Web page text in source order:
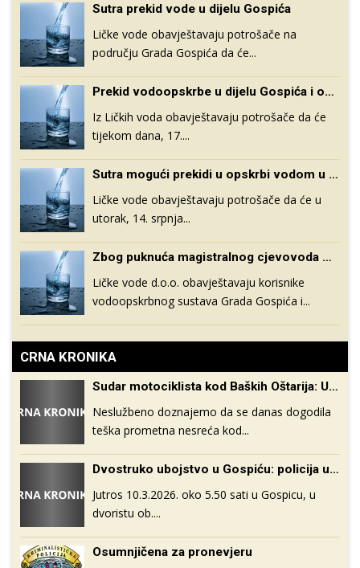
Sutra prekid vode u dijelu Gospića
Ličke vode obavještavaju potrošače na
području Grada Gospića da će...
Prekid vodoopskrbe u dijelu Gospića i okolice zbog sanacije puknuća cijevovoda
Iz Ličkih voda obavještavaju potrošače da će
tijekom dana, 17....
Sutra mogući prekidi u opskrbi vodom u sustavu grada Gospića te naselja Lički Osik i Medak
Ličke vode obavještavaju potrošače da će u
utorak, 14. srpnja...
Zbog puknuća magistralnog cjevovoda moguć smanjen pritisak i prekid vodoopskrbe na području Gospića i okolnih naselja
Ličke vode d.o.o. obavještavaju korisnike
vodoopskrbnog sustava Grada Gospića i...
CRNA KRONIKA
Sudar motociklista kod Baških Oštarija: U tijeku pružanje pomoći i policijski očevid
Neslužbeno doznajemo da se danas dogodila
teška prometna nesreća kod...
Dvostruko ubojstvo u Gospiću: policija uhitila muškarca na mjestu događaja
Jutros 10.3.2026. oko 5.50 sati u Gospicu, u
dvoristu ob....
Osumnjičena za pronevjeru